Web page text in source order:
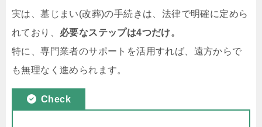
実は、墓じまい(改葬)の手続きは、法律で明確に定めら
れており、 必要なステップは4つだけ。
特に、専門業者のサポートを活用すれば、遠方からで
も無理なく進められます。
Check